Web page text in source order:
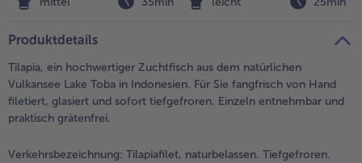
Produktdetails
Tilapia, ein hochwertiger Zuchtfisch aus dem natürlichen
Vulkansee Lake Toba in Indonesien. Für Sie fangfrisch von Hand
filetiert, glasiert und sofort tiefgefroren. Einzeln entnehmbar und
praktisch grätenfrei.
Verkehrsbezeichnung: Tilapiafilet, naturbelassen. Tiefgefroren.